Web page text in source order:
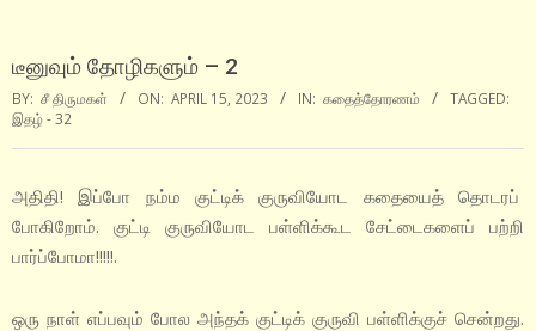
டீனுவும் தோழிகளும் – 2
BY: சீ திருமகள் ON: APRIL 15, 2023 IN: கதைத்தோரணம்
TAGGED:
இதழ் - 32
அதிதி! இப்போ நம்ம குட்டிக் குருவியோட கதையைத் தொடரப்
போகிறோம். குட்டி குருவியோட பள்ளிக்கூட சேட்டைகளைப் பற்றி
பார்ப்போமா!!!!!.
ஒரு நாள் எப்பவும் போல அந்தக் குட்டிக் குருவி பள்ளிக்குச் சென்றது.